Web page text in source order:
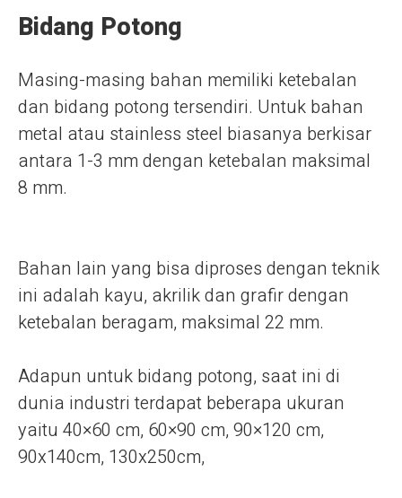
Bidang Potong
Masing-masing bahan memiliki ketebalan
dan bidang potong tersendiri. Untuk bahan
metal atau stainless steel biasanya berkisar
antara 1-3 mm dengan ketebalan maksimal
8 mm.
Bahan lain yang bisa diproses dengan teknik
ini adalah kayu, akrilik dan grafir dengan
ketebalan beragam, maksimal 22 mm.
Adapun untuk bidang potong, saat ini di
dunia industri terdapat beberapa ukuran
yaitu 40×60 cm, 60×90 cm, 90×120 cm,
90x140cm, 130x250cm,